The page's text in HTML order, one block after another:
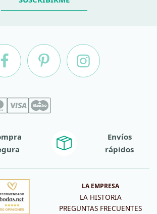
Envíos
rápidos
LA EMPRESA
LA HISTORIA
PREGUNTAS FRECUENTES